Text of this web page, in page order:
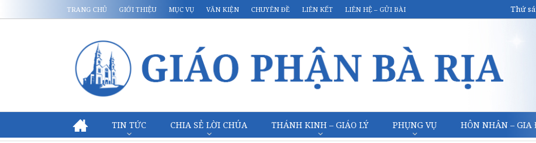
TRANG CHỦ GIỚI THIỆU MỤC VỤ VĂN KIỆN CHUYÊN ĐỀ LIÊN KẾT LIÊN HỆ – GỬI BÀI Thứ
TIN TỨC CHIA SẺ LỜI CHÚA THÁNH KINH – GIÁO LÝ PHỤNG VỤ HÔN NHÂN – GIA